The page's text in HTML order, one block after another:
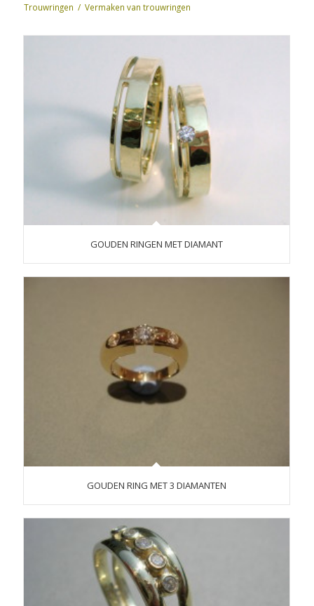
Trouwringen / Vermaken van trouwringen
GOUDEN RINGEN MET DIAMANT
GOUDEN RING MET 3 DIAMANTEN